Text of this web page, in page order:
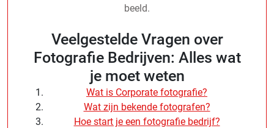
beeld.
Veelgestelde Vragen over
Fotografie Bedrijven: Alles wat
je moet weten
Wat is Corporate fotografie?
Wat zijn bekende fotografen?
Hoe start je een fotografie bedrijf?